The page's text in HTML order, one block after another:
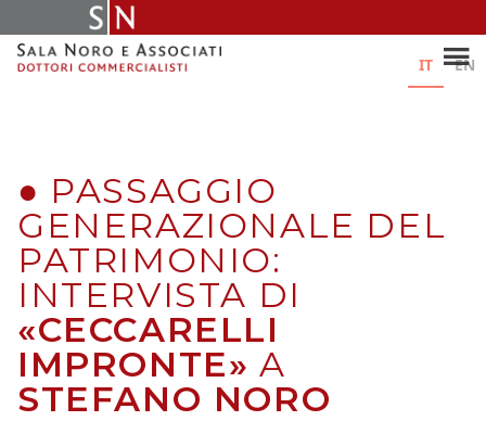
to
content
IT EN
● PASSAGGIO
GENERAZIONALE DEL
PATRIMONIO:
INTERVISTA DI
«CECCARELLI
IMPRONTE» A
STEFANO NORO